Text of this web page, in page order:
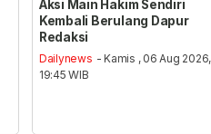
Aksi Main Hakim Sendiri
Kembali Berulang Dapur
Redaksi
Dailynews - Kamis , 06 Aug 2026,
19:45 WIB